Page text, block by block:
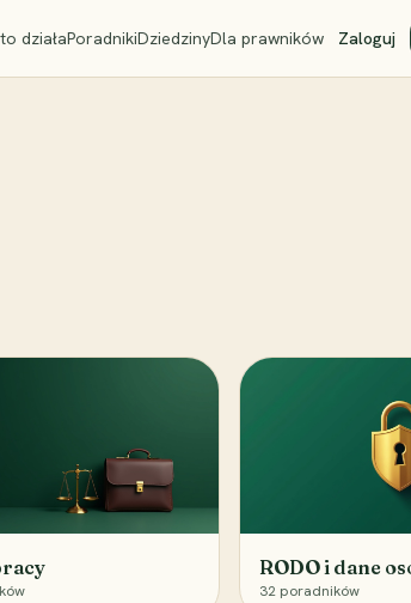
działaPoradnikiDziedzinyDla prawników Zaloguj
RODO i dane
32 poradników